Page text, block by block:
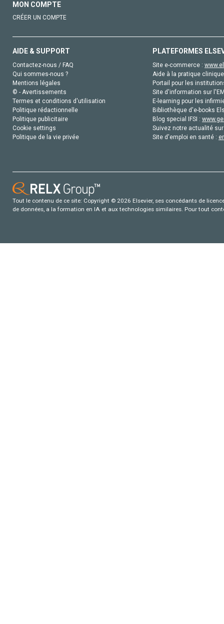
MON COMPTE
CRÉER UN COMPTE
AIDE & SUPPORT
Contactez-nous / FAQ
Qui sommes-nous ?
Mentions légales
© - Avertissements
Termes et conditions d'utilisation
Politique rédactionnelle
Politique publicitaire
Cookie settings
Politique de la vie privée
PLATEFORMES
Site e-commerce :
Aide à la pratique
Portail pour les
Site d'information sur
E-learning pour les
Bibliothèque d'e-books
Blog special IFSI :
Suivez notre actualité
Site d'emploi en santé :
Tout le contenu de ce site: Copyright © 2026 Elsevier, ses concédants de
de données, a la formation en IA et aux technologies similaires. Pour tout